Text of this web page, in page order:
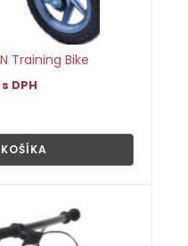
Training Bike
s DPH